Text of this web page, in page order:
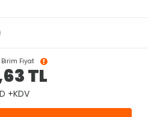
Birim Fiyat
TL
+KDV